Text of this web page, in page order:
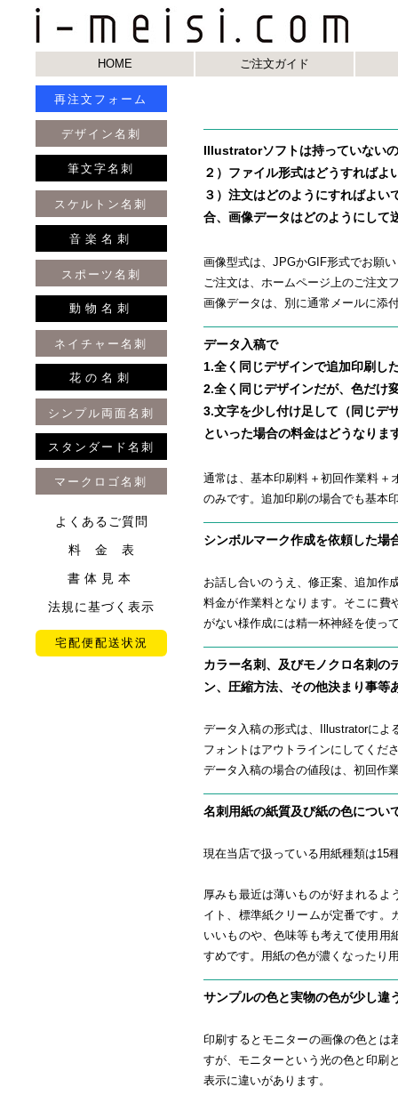
HOME ご注文ガイド
再注文フォーム
デザイン名刺
筆文字名刺
スケルトン名刺
音楽名刺
スポーツ名刺
動物名刺
ネイチャー名刺
花の名刺
シンプル両面名刺
スタンダード名刺
マークロゴ名刺
よくあるご質問
料 金 表
書体見本
法規に基づく表示
宅配便配送状況
Illustratorソフトは持っていない
２）ファイル形式はどうすれば
３）注文はどのようにすればよ
合、画像データはどのようにして
画像型式は、JPGかGIF形式でお願
ご注文は、ホームページ上のご注文
画像データは、別に通常メールに添
データ入稿で
1.全く同じデザインで追加印刷し
2.全く同じデザインだが、色だけ
3.文字を少し付け足して（同じデ
といった場合の料金はどうなりま
通常は、基本印刷料＋初回作業料＋
のみです。追加印刷の場合でも基本
シンボルマーク作成を依頼した場
お話し合いのうえ、修正案、追加作
料金が作業料となります。そこに費
がない様作成には精一杯神経を使っ
カラー名刺、及びモノクロ名刺
ン、圧縮方法、その他決まり事等
データ入稿の形式は、Illustratorによ
フォントはアウトラインにしてくだ
データ入稿の場合の値段は、初回作
名刺用紙の紙質及び紙の色につい
現在当店で扱っている用紙種類は15
厚みも最近は薄いものが好まれるよ
イト、標準紙クリームが定番です。
いいものや、色味等も考えて使用用
すめです。用紙の色が濃くなったり
サンプルの色と実物の色が少し
印刷するとモニターの画像の色とは
すが、モニターという光の色と印刷
表示に違いがあります。